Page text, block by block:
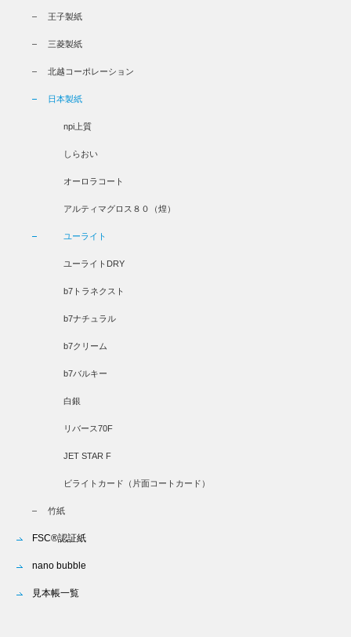
王子製紙
三菱製紙
北越コーポレーション
日本製紙
npi上質
しらおい
オーロラコート
アルティマグロス８０（煌）
ユーライト
ユーライトDRY
b7トラネクスト
b7ナチュラル
b7クリーム
b7バルキー
白銀
リバース70F
JET STAR F
ビライトカード（片面コートカード）
竹紙
FSC®認証紙
nano bubble
見本帳一覧